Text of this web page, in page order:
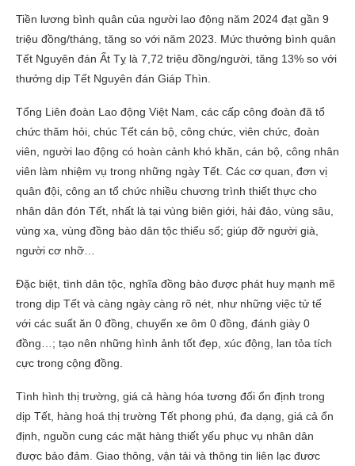
Tiền lương bình quân của người lao động năm 2024 đạt gần 9
triệu đồng/tháng, tăng so với năm 2023. Mức thưởng bình quân
Tết Nguyên đán Ất Tỵ là 7,72 triệu đồng/người, tăng 13% so với
thưởng dịp Tết Nguyên đán Giáp Thìn.
Tổng Liên đoàn Lao động Việt Nam, các cấp công đoàn đã tổ
chức thăm hỏi, chúc Tết cán bộ, công chức, viên chức, đoàn
viên, người lao động có hoàn cảnh khó khăn, cán bộ, công nhân
viên làm nhiệm vụ trong những ngày Tết. Các cơ quan, đơn vị
quân đội, công an tổ chức nhiều chương trình thiết thực cho
nhân dân đón Tết, nhất là tại vùng biên giới, hải đảo, vùng sâu,
vùng xa, vùng đồng bào dân tộc thiểu số; giúp đỡ người già,
người cơ nhỡ…
Đặc biệt, tình dân tộc, nghĩa đồng bào được phát huy mạnh mẽ
trong dịp Tết và càng ngày càng rõ nét, như những việc tử tế
với các suất ăn 0 đồng, chuyến xe ôm 0 đồng, đánh giày 0
đồng…; tạo nên những hình ảnh tốt đẹp, xúc động, lan tỏa tích
cực trong cộng đồng.
Tình hình thị trường, giá cả hàng hóa tương đối ổn định trong
dịp Tết, hàng hoá thị trường Tết phong phú, đa dạng, giá cả ổn
định, nguồn cung các mặt hàng thiết yếu phục vụ nhân dân
được bảo đảm. Giao thông, vận tải và thông tin liên lạc đươc